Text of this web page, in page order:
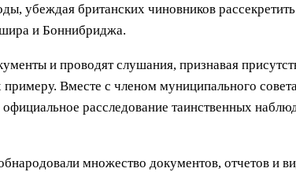
убеждая британских чиновников
и Боннибриджа.
и проводят слушания, признавая
примеру. Вместе с членом муниципального
расследование таинственных
множество документов, отчетов и